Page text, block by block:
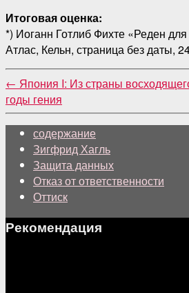
Итоговая оценка:
*) Иоганн Готлиб Фихте «Реден
Атлас, Кельн, страница без даты,
← Япония I: Из страны
годы гения
содержание
Зигфрид Хагль
Защита данных
Отказ от ответственности
Оттиск
Рекомендация